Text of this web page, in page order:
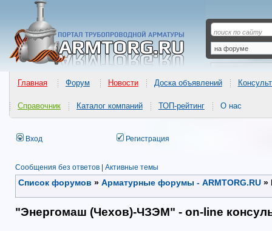
Главная Форум Новости Доска объявлений
Справочник Каталог компаний ТОП-рейтинг О нас
Вход Регистрация
Сообщения без ответов | Активные темы
Список форумов » Арматурные форумы - ARMTORG.RU »
"Энергомаш (Чехов)-ЧЗЭМ" - on-line